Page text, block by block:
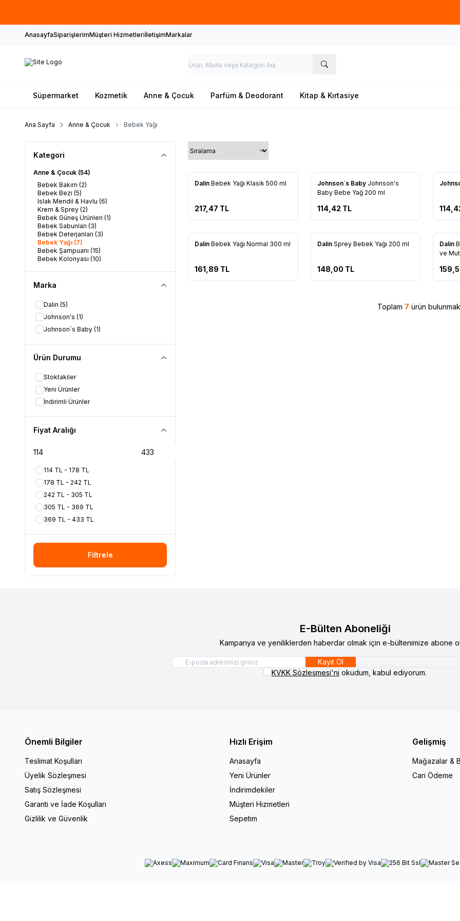
AnasayfaSiparişlerimMüşteri HizmetleriİletişimMarkalar
Süpermarket Kozmetik Anne & Çocuk Parfüm & Deodorant Kitap & Kırtasiye
Ana Sayfa Anne & Çocuk Bebek Yağı
Kategori
Anne & Çocuk (54)
Bebek Bakım (2)
Bebek Bezi (5)
Islak Mendil & Havlu (6)
Krem & Sprey (2)
Bebek Güneş Ürünleri (1)
Bebek Sabunları (3)
Bebek Deterjanları (3)
Bebek Yağı (7)
Bebek Şampuanı (15)
Bebek Kolonyası (10)
Marka
Dalin (5)
Johnson's (1)
Johnson´s Baby (1)
Ürün Durumu
Stoktakiler
Yeni Ürünler
İndirimli Ürünler
Fiyat Aralığı
114 TL - 178 TL
178 TL - 242 TL
242 TL - 305 TL
305 TL - 369 TL
369 TL - 433 TL
Filtrele
Dalin Bebek Yağı Klasik 500 ml
217,47 TL
Favorilere Ekle
Johnson´s Baby Johnson's
Baby Bebe Yağ 200 ml
114,42 TL
Dalin Bebek Yağı Normal 300 ml
161,89 TL
Dalin Sprey Bebek Yağı 200 ml
148,00 TL
Dalin
ve
Toplam 7 ürün
E-Bülten Aboneliği
Kampanya ve yeniliklerden haberdar olmak için e-bültenimize abone
Kayıt Ol
KVKK Sözleşmesi'ni okudum, kabul ediyorum.
Önemli Bilgiler
Teslimat Koşulları
Üyelik Sözleşmesi
Satış Sözleşmesi
Garanti ve İade Koşulları
Gizlilik ve Güvenlik
Hızlı Erişim
Anasayfa
Yeni Ürünler
İndirimdekiler
Müşteri Hizmetleri
Sepetim
Gelişmiş
Mağazalar &
Cari Ödeme